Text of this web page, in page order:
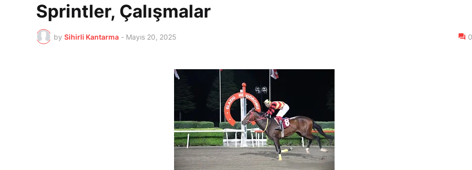
Sprintler, Çalışmalar
by Sihirli Kantarma - Mayıs 20, 2025 0